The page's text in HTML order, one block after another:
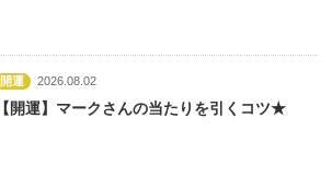
開運 2026.08.02
【開運】マークさんの当たりを引くコツ★